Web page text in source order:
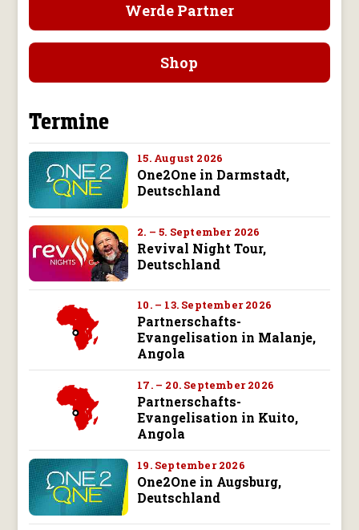
Werde Partner
Shop
Termine
15. August 2026
One2One in Darmstadt,
Deutschland
2. – 5. September 2026
Revival Night Tour,
Deutschland
10. – 13. September 2026
Partnerschafts-
Evangelisation in Malanje,
Angola
17. – 20. September 2026
Partnerschafts-
Evangelisation in Kuito,
Angola
19. September 2026
One2One in Augsburg,
Deutschland